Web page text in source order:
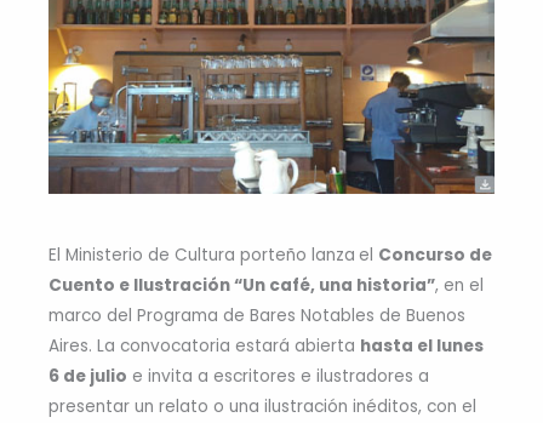
El Ministerio de Cultura porteño lanza el Concurso de
Cuento e Ilustración “Un café, una historia”, en el
marco del Programa de Bares Notables de Buenos
Aires. La convocatoria estará abierta hasta el lunes
6 de julio e invita a escritores e ilustradores a
presentar un relato o una ilustración inéditos, con el